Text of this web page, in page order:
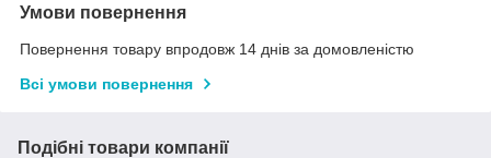
Умови повернення
Повернення товару впродовж 14 днів за домовленістю
Всі умови повернення
Подібні товари компанії